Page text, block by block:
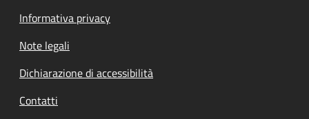
Informativa privacy
Note legali
Dichiarazione di accessibilità
Contatti